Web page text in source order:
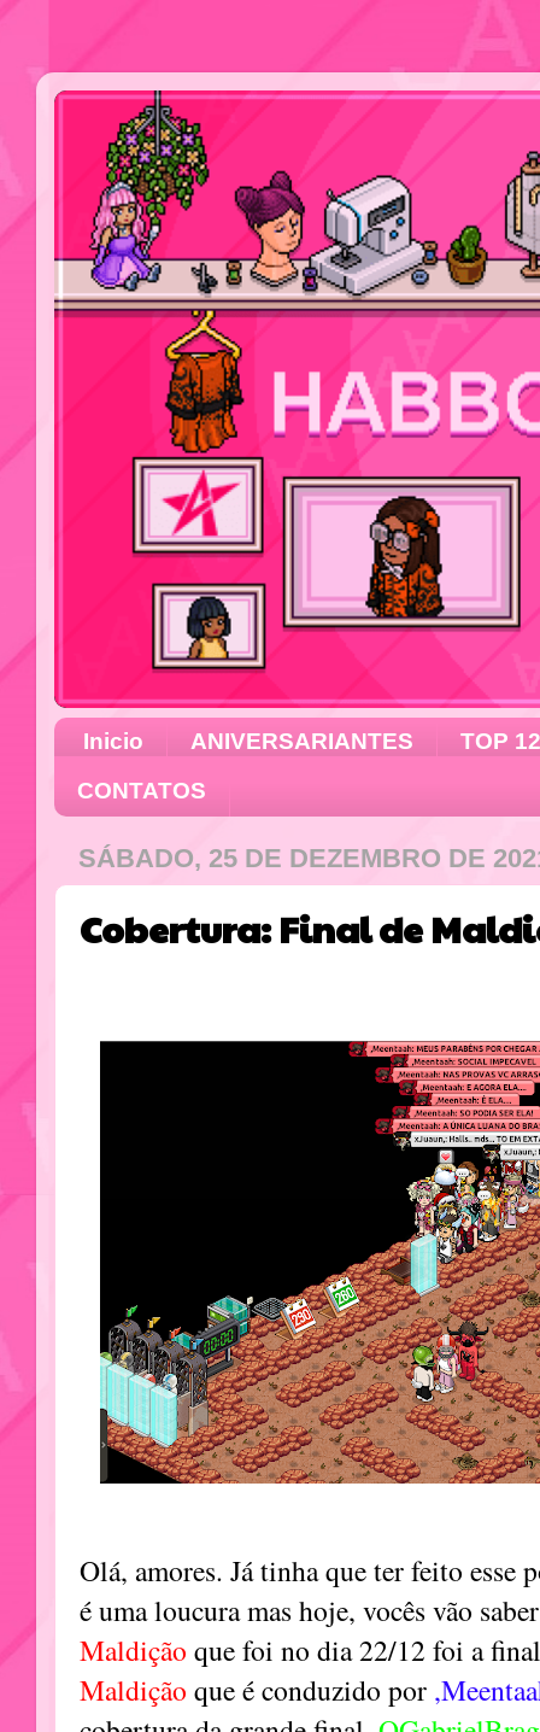
Inicio ANIVERSARIANTES
TOP 12
CONTATOS
SÁBADO, 25 DE DEZEMBRO DE
Cobertura: Final de
Olá, amores. Já tinha que ter feito esse
é uma loucura mas hoje, vocês vão
Maldição que foi no dia 22/12 foi a
Maldição que é conduzido por